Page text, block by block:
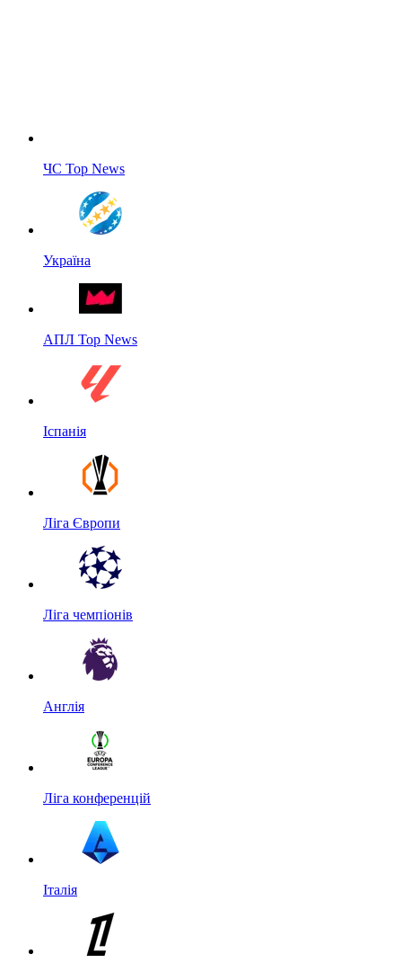
ЧС Top News
Україна
АПЛ Top News
Іспанія
Ліга Європи
Ліга чемпіонів
Англія
Ліга конференцій
Італія